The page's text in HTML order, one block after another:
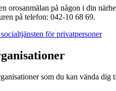
orosanmälan på någon i din
på telefon: 042-10 68 69.
för privatpersoner
som du kan vända